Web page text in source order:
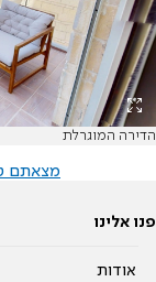
הדירה המוגרלת
מצאתם
פנו אלינו
אודות